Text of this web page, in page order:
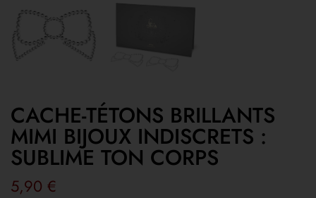
CACHE-TÉTONS BRILLANTS
MIMI BIJOUX INDISCRETS :
SUBLIME TON CORPS
5,90 €